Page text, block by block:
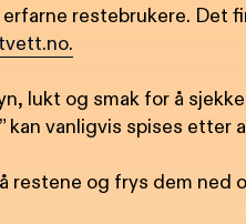
restebrukere. Det
lukt og smak for å
kan vanligvis spises etter
restene og frys dem ned